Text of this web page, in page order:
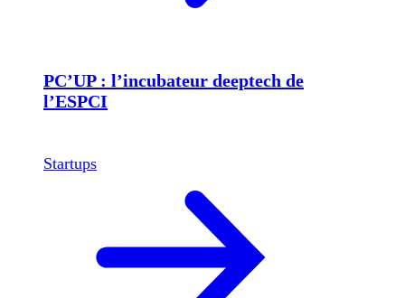
PC’UP : l’incubateur deeptech de
l’ESPCI
Startups